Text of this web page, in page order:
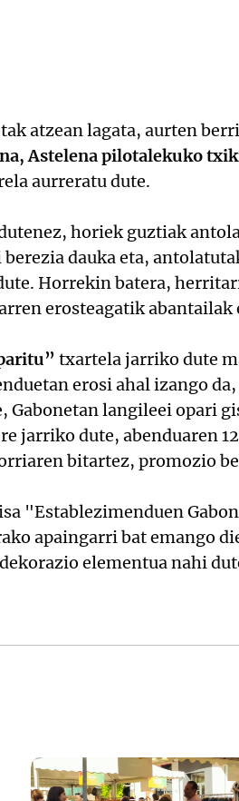
atzean lagata, aurten
Astelena pilotalekuko
aurreratu dute.
horiek guztiak
dauka eta,
Horrekin batera,
erosteagatik
txartela jarriko dute
erosi ahal izango
Gabonetan langileei opari
jarriko dute, abenduaren
bitartez, promozio
"Establezimenduen
apaingarri bat emango
elementua nahi